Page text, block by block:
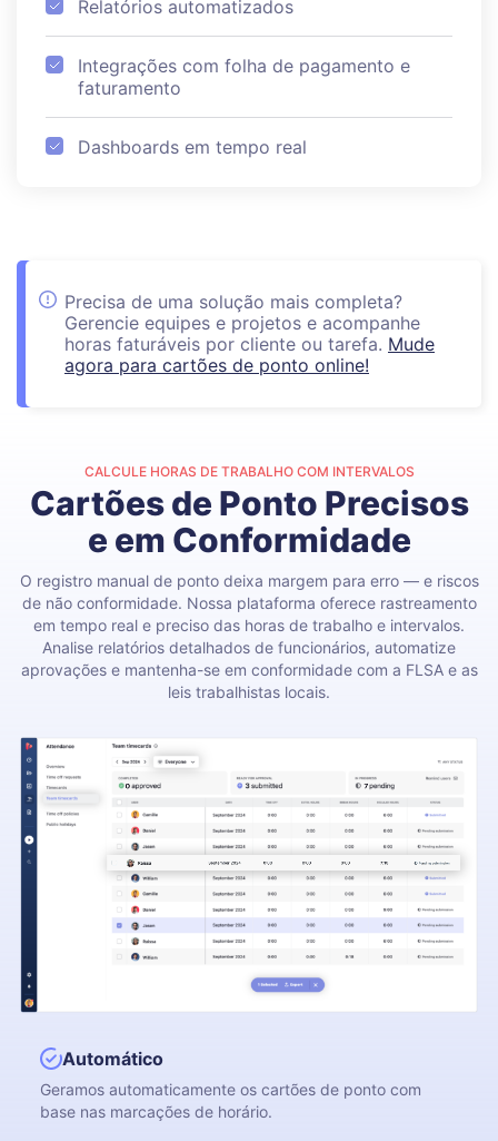
Relatórios automatizados
Integrações com folha de pagamento e
faturamento
Dashboards em tempo real
Precisa de uma solução mais completa?
Gerencie equipes e projetos e acompanhe
horas faturáveis por cliente ou tarefa. Mude
agora para cartões de ponto online!
CALCULE HORAS DE TRABALHO COM INTERVALOS
Cartões de Ponto Precisos
e em Conformidade
O registro manual de ponto deixa margem para erro — e riscos
de não conformidade. Nossa plataforma oferece rastreamento
em tempo real e preciso das horas de trabalho e intervalos.
Analise relatórios detalhados de funcionários, automatize
aprovações e mantenha-se em conformidade com a FLSA e as
leis trabalhistas locais.
Automático
Geramos automaticamente os cartões de ponto com
base nas marcações de horário.